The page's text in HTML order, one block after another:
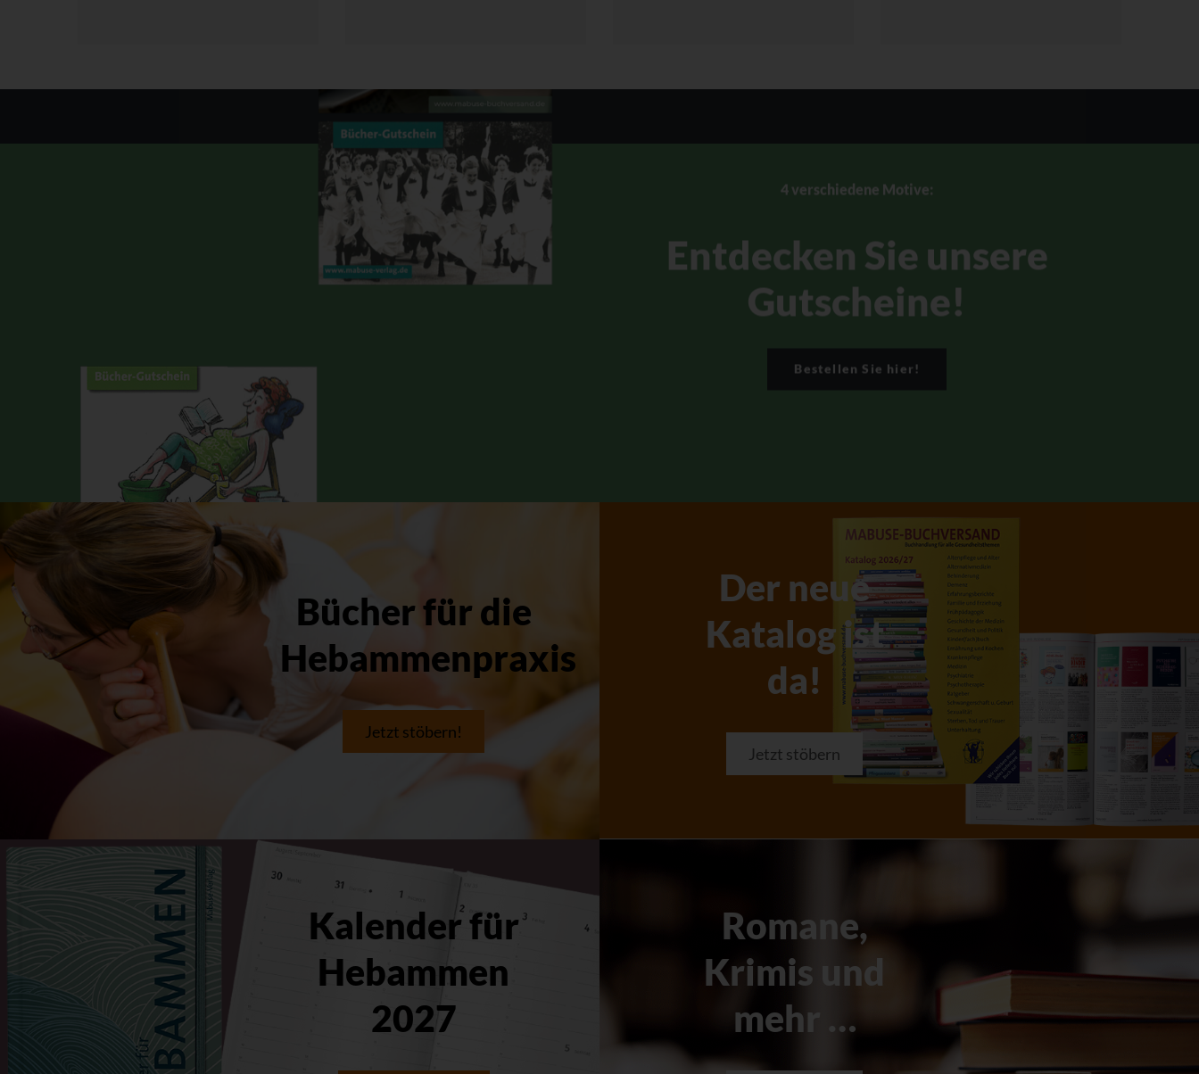
4 verschiedene Motive:
Entdecken Sie unsere
Gutscheine!
Bestellen Sie hier!
Bücher für die
Hebammenpraxis
Jetzt stöbern!
Der neue
Katalog ist
da!
Jetzt stöbern
Kalender für
Hebammen
2027
Romane,
Krimis und
mehr …